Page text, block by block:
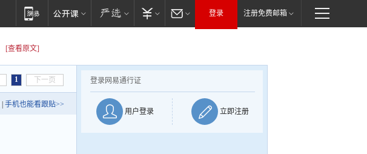
登录 注册免费邮箱
[查看原文]
1 下一页
手机也能看跟贴>>
登录网易通行证
用户登录 立即注册